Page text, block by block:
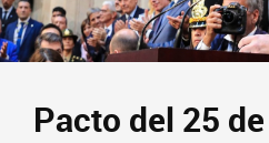
Pacto del 25